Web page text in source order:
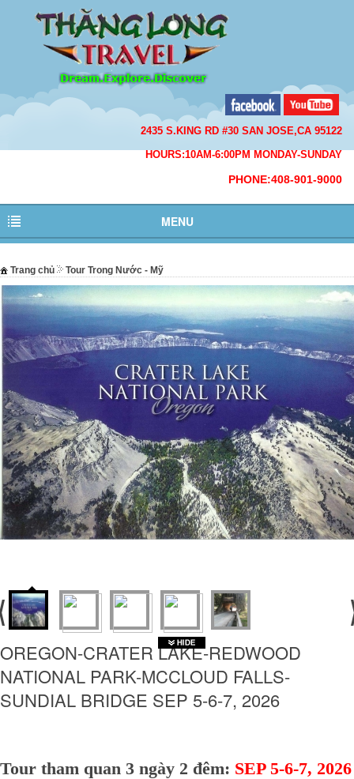
2435 S.KING RD #30 SAN JOSE,CA 95122
HOURS:10AM-6:00PM MONDAY-SUNDAY
PHONE:408-901-9000
MENU
Trang chủ Tour Trong Nước - Mỹ
OREGON-CRATER LAKE-REDWOOD
NATIONAL PARK-MCCLOUD FALLS-
SUNDIAL BRIDGE SEP 5-6-7, 2026
Tour tham quan 3 ngày 2 đêm: SEP 5-6-7, 2026